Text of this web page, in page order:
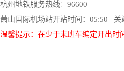
杭州地铁服务热线：96600
萧山国际机场站开站时间：05:50 关
温馨提示：在少于末班车编定开出时